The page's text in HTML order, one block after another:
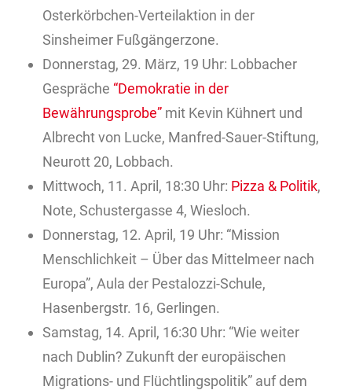
Osterkörbchen-Verteilaktion in der
Sinsheimer Fußgängerzone.
Donnerstag, 29. März, 19 Uhr: Lobbacher
Gespräche “Demokratie in der
Bewährungsprobe” mit Kevin Kühnert und
Albrecht von Lucke, Manfred-Sauer-Stiftung,
Neurott 20, Lobbach.
Mittwoch, 11. April, 18:30 Uhr: Pizza & Politik,
Note, Schustergasse 4, Wiesloch.
Donnerstag, 12. April, 19 Uhr: “Mission
Menschlichkeit – Über das Mittelmeer nach
Europa”, Aula der Pestalozzi-Schule,
Hasenbergstr. 16, Gerlingen.
Samstag, 14. April, 16:30 Uhr: “Wie weiter
nach Dublin? Zukunft der europäischen
Migrations- und Flüchtlingspolitik” auf dem